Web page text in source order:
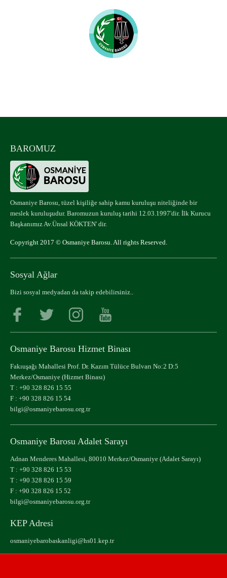
BAROMUZ
Osmaniye Barosu, tüzel kişiliğe sahip kamu kuruluşu niteliğinde bir
meslek kuruluşudur. Baromuzun kuruluş tarihi 12.03.1997'dir. İlk Kurucu
Başkanımız Av.Ünsal KÖKTEN' dir.
Copyright 2017 © Osmaniye Barosu. All rights Reserved.
Sosyal Ağlar
Bizi sosyal medyadan da takip edebilirsiniz..
Osmaniye Barosu Hizmet Binası
Fakıuşağı Mahallesi Prof. Dr. Kazım Tülüce Bulvarı No:2 D:5
Merkez/Osmaniye (Hizmet Binası)
T : +90 328 826 15 55
F : +90 328 826 15 54
bilgi@osmaniyebarosu.org.tr
Osmaniye Barosu Adalet Sarayı
Adnan Menderes Mahallesi, 80010 Merkez/Osmaniye (Adalet Sarayı)
T : +90 328 826 15 53
T : +90 328 826 15 59
F : +90 328 826 15 52
bilgi@osmaniyebarosu.org.tr
KEP Adresi
osmaniyebarobaskanligi@hs01.kep.tr